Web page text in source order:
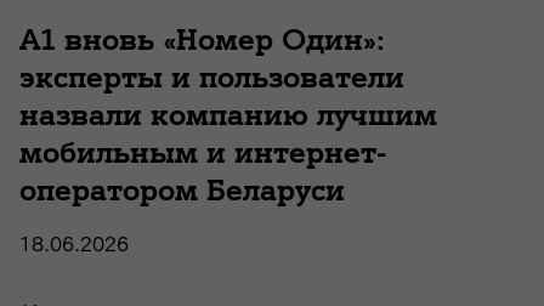
А1 вновь «Номер Один»:
эксперты и пользователи
назвали компанию лучшим
мобильным и интернет-
оператором Беларуси
18.06.2026